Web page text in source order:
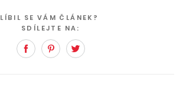
LÍBIL SE VÁM ČLÁNEK?
SDÍLEJTE NA:
FacebookPinterest